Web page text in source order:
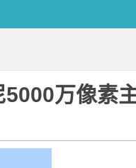
万像素